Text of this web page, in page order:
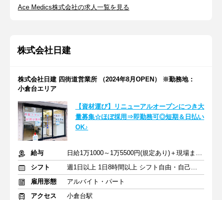
Ace Medics株式会社の求人一覧を見る
株式会社日建
株式会社日建 四街道営業所 （2024年8月OPEN） ※勤務地：
小倉台エリア
【資材運び】リニューアルオープンにつき大
量募集☆ほぼ採用⇒即勤務可◎短期＆日払い
OK♪
給与
日給1万1000～1万5500円(規定あり)＋現場までの交通費全額支給
シフト
週1日以上 1日8時間以上 シフト自由・自己申告
雇用形態
アルバイト・パート
アクセス
小倉台駅